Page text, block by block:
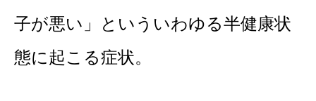
子が悪い」といういわゆる半健康状
態に起こる症状。